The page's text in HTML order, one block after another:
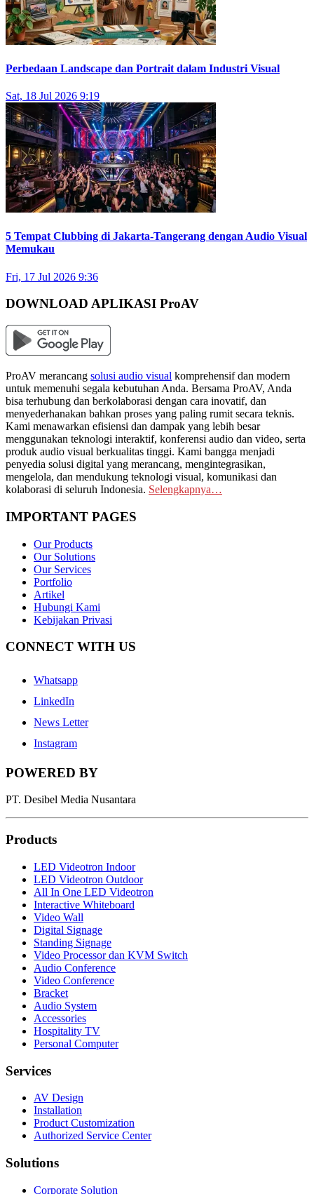
Perbedaan Landscape dan Portrait dalam Industri Visual
Sat, 18 Jul 2026 9:19
5 Tempat Clubbing di Jakarta-Tangerang dengan Audio Visual
Memukau
Fri, 17 Jul 2026 9:36
DOWNLOAD APLIKASI ProAV
ProAV merancang solusi audio visual komprehensif dan modern
untuk memenuhi segala kebutuhan Anda. Bersama ProAV, Anda
bisa terhubung dan berkolaborasi dengan cara inovatif, dan
menyederhanakan bahkan proses yang paling rumit secara teknis.
Kami menawarkan efisiensi dan dampak yang lebih besar
menggunakan teknologi interaktif, konferensi audio dan video, serta
produk audio visual berkualitas tinggi. Kami bangga menjadi
penyedia solusi digital yang merancang, mengintegrasikan,
mengelola, dan mendukung teknologi visual, komunikasi dan
kolaborasi di seluruh Indonesia. Selengkapnya…
IMPORTANT PAGES
Our Products
Our Solutions
Our Services
Portfolio
Artikel
Hubungi Kami
Kebijakan Privasi
CONNECT WITH US
Whatsapp
LinkedIn
News Letter
Instagram
POWERED BY
PT. Desibel Media Nusantara
Products
LED Videotron Indoor
LED Videotron Outdoor
All In One LED Videotron
Interactive Whiteboard
Video Wall
Digital Signage
Standing Signage
Video Processor dan KVM Switch
Audio Conference
Video Conference
Bracket
Audio System
Accessories
Hospitality TV
Personal Computer
Services
AV Design
Installation
Product Customization
Authorized Service Center
Solutions
Corporate Solution